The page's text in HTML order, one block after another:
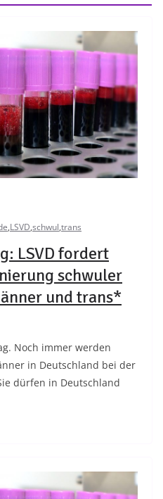
,LSVD,schwul,trans
LSVD fordert
schwuler
und trans*
Noch immer werden
in Deutschland bei der
dürfen in Deutschland